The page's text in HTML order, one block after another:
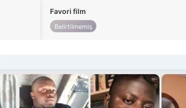
Favori film
Belirtilmemiş